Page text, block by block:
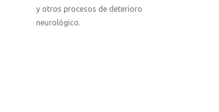
y otros procesos de deterioro
neurológico.